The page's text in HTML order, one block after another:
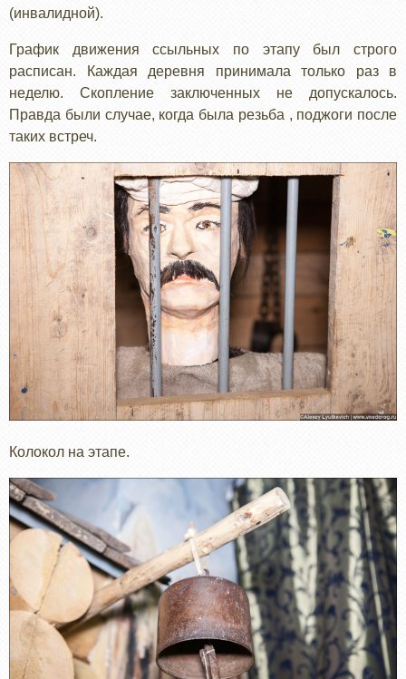
(инвалидной).
График движения ссыльных по этапу был строго
расписан. Каждая деревня принимала только раз в
неделю. Скопление заключенных не допускалось.
Правда были случае, когда была резьба , поджоги после
таких встреч.
Колокол на этапе.